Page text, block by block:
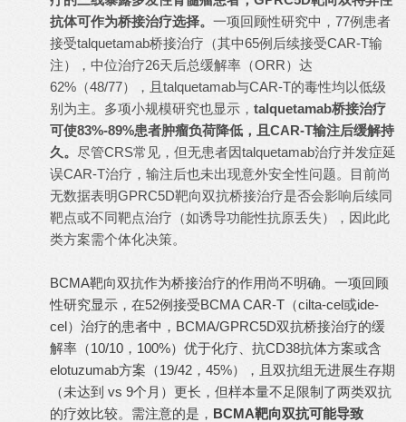
抗体可作为桥接治疗选择。 一项回顾性研究中，77例患者
接受talquetamab桥接治疗（其中65例后续接受CAR-T输
注），中位治疗26天后总缓解率（ORR）达
62%（48/77），且talquetamab与CAR-T的毒性均以低级
别为主。多项小规模研究也显示， talquetamab桥接治疗
可使83%-89%患者肿瘤负荷降低，且CAR-T输注后缓解持
久。 尽管CRS常见，但无患者因talquetamab治疗并发症延
误CAR-T治疗，输注后也未出现意外安全性问题。目前尚
无数据表明GPRC5D靶向双抗桥接治疗是否会影响后续同
靶点或不同靶点治疗（如诱导功能性抗原丢失），因此此
类方案需个体化决策。
BCMA靶向双抗作为桥接治疗的作用尚不明确。一项回顾
性研究显示，在52例接受BCMA CAR-T（cilta-cel或ide-
cel）治疗的患者中，BCMA/GPRC5D双抗桥接治疗的缓
解率（10/10，100%）优于化疗、抗CD38抗体方案或含
elotuzumab方案（19/42，45%），且双抗组无进展生存期
（未达到 vs 9个月）更长，但样本量不足限制了两类双抗
的疗效比较。需注意的是， BCMA靶向双抗可能导致